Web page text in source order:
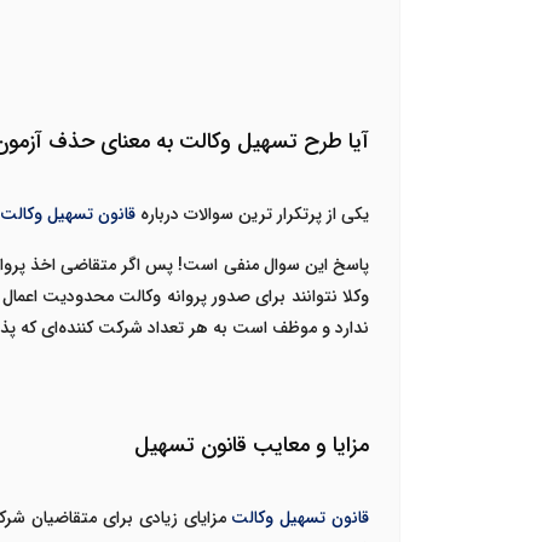
آیا طرح تسهیل وکالت به معنای حذف
یکی از پرتکرار ترین سوالات درباره قانون تسهیل وکالت
پاسخ این سوال منفی است! پس اگر متقاضی اخذ
وکلا نتوانند برای صدور پروانه وکالت محدودیت
ندارد و موظف است به هر تعداد شرکت کننده‌ای که
مزایا و معایب قانون تسهیل
قانون تسهیل وکالت مزایای زیادی برای متقاضیان